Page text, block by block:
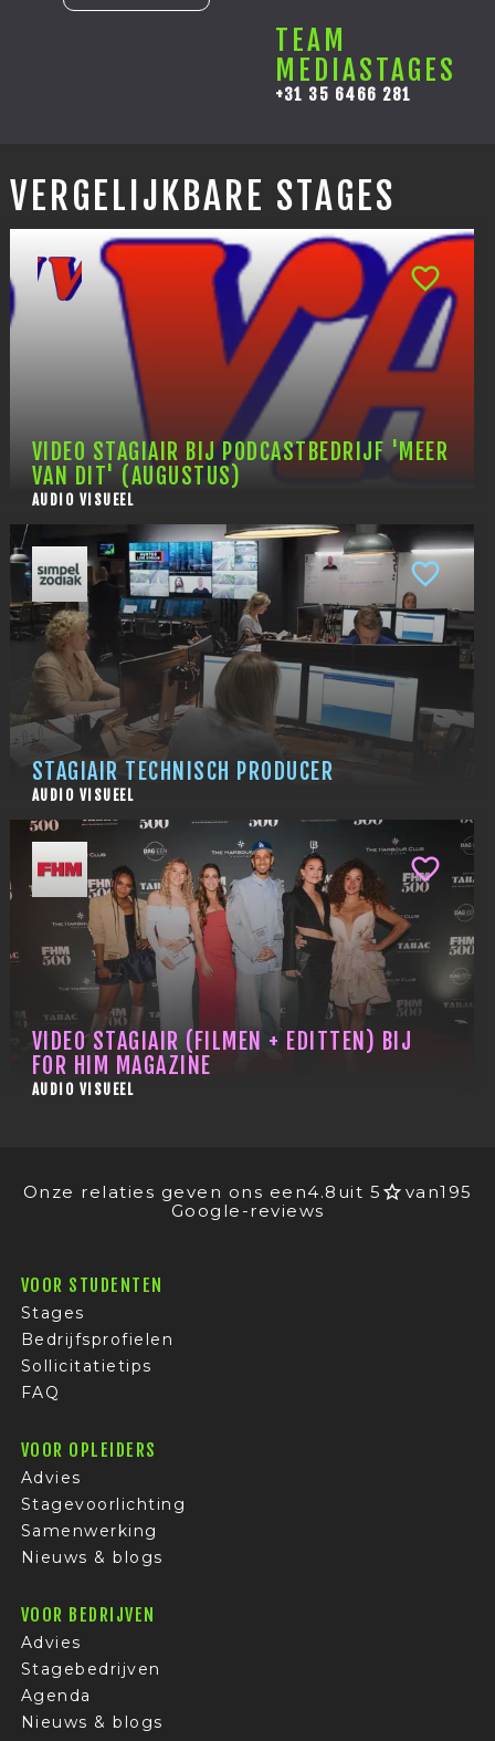
TEAM
MEDIASTAGES
+31 35 6466 281
VERGELIJKBARE STAGES
VIDEO STAGIAIR BIJ PODCASTBEDRIJF 'MEER
VAN DIT' (AUGUSTUS)
AUDIO VISUEEL
STAGIAIR TECHNISCH PRODUCER
AUDIO VISUEEL
VIDEO STAGIAIR (FILMEN + EDITTEN) BIJ
FOR HIM MAGAZINE
AUDIO VISUEEL
Onze relaties geven ons een4.8 uit 5 van195
Google-reviews
VOOR STUDENTEN
Stages
Bedrijfsprofielen
Sollicitatietips
FAQ
VOOR OPLEIDERS
Advies
Stagevoorlichting
Samenwerking
Nieuws & blogs
VOOR BEDRIJVEN
Advies
Stagebedrijven
Agenda
Nieuws & blogs